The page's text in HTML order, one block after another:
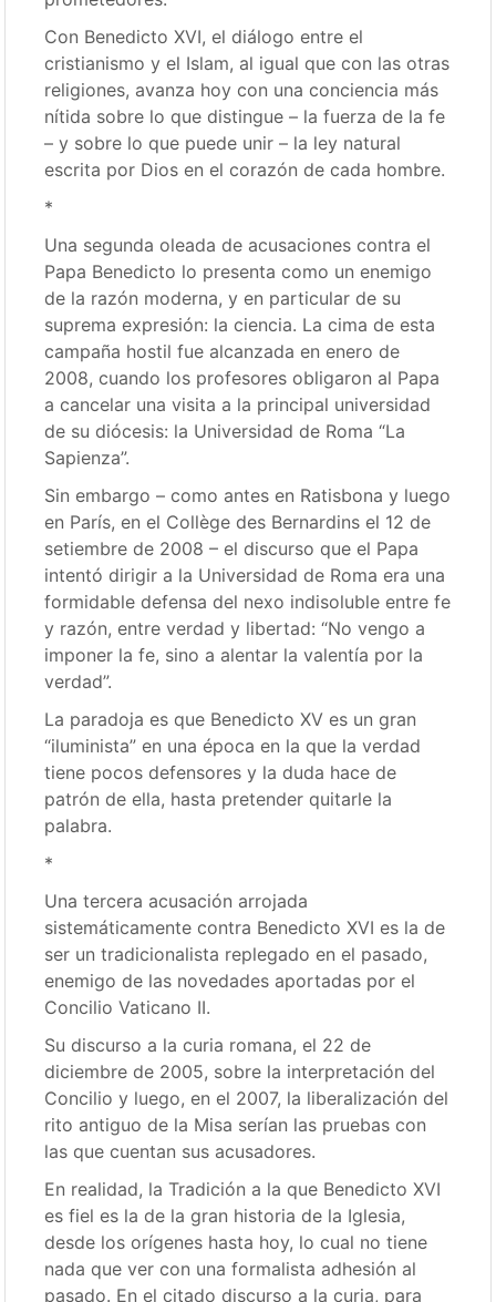
Con Benedicto XVI, el diálogo entre el
cristianismo y el Islam, al igual que con las otras
religiones, avanza hoy con una conciencia más
nítida sobre lo que distingue – la fuerza de la fe
– y sobre lo que puede unir – la ley natural
escrita por Dios en el corazón de cada hombre.
*
Una segunda oleada de acusaciones contra el
Papa Benedicto lo presenta como un enemigo
de la razón moderna, y en particular de su
suprema expresión: la ciencia. La cima de esta
campaña hostil fue alcanzada en enero de
2008, cuando los profesores obligaron al Papa
a cancelar una visita a la principal universidad
de su diócesis: la Universidad de Roma “La
Sapienza”.
Sin embargo – como antes en Ratisbona y luego
en París, en el Collège des Bernardins el 12 de
setiembre de 2008 – el discurso que el Papa
intentó dirigir a la Universidad de Roma era una
formidable defensa del nexo indisoluble entre fe
y razón, entre verdad y libertad: “No vengo a
imponer la fe, sino a alentar la valentía por la
verdad”.
La paradoja es que Benedicto XV es un gran
“iluminista” en una época en la que la verdad
tiene pocos defensores y la duda hace de
patrón de ella, hasta pretender quitarle la
palabra.
*
Una tercera acusación arrojada
sistemáticamente contra Benedicto XVI es la de
ser un tradicionalista replegado en el pasado,
enemigo de las novedades aportadas por el
Concilio Vaticano II.
Su discurso a la curia romana, el 22 de
diciembre de 2005, sobre la interpretación del
Concilio y luego, en el 2007, la liberalización del
rito antiguo de la Misa serían las pruebas con
las que cuentan sus acusadores.
En realidad, la Tradición a la que Benedicto XVI
es fiel es la de la gran historia de la Iglesia,
desde los orígenes hasta hoy, lo cual no tiene
nada que ver con una formalista adhesión al
pasado. En el citado discurso a la curia, para